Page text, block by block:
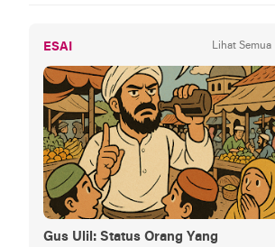
ESAI Lihat Semua
Gus Ulil: Status Orang Yang